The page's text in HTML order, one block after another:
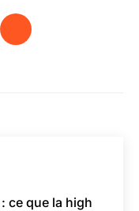
ce que la high